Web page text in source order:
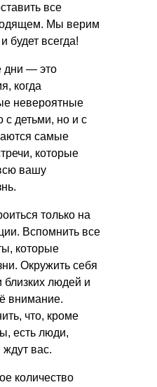
все
Мы верим
будет всегда!
дни — это
когда
невероятные
с детьми, но и с
самые
которые
вашу
только на
Вспомнить все
которые
Окружить себя
людей и
внимание.
что, кроме
есть люди,
вас.
количество